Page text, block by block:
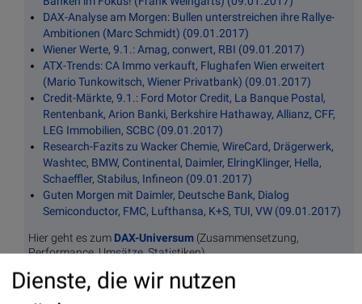
DAX-Analyse am Morgen: Bullen unterstreichen ihre Rallye-
Ambitionen (Marc Schmidt) (09.01.2017)
Wiener Werte, 9.1.: Amag, conwert, RBI (09.01.2017)
ATX-Trends: CA Immo verkauft, Flughafen Wien erweitert
(Mario Tunkowitsch, Wiener Privatbank) (09.01.2017)
Credit-Märkte, 9.1.: Ford Motor Credit, La Banque Postal,
Rentenbank, Arion Banki, Berkshire Hathaway, Allianz, CFF,
LEG Immobilien, SCBC (09.01.2017)
Research-Fazits zu Wacker Chemie, WireCard, Drägerwerk,
Washtec, BMW, Continental, Daimler, ElringKlinger, Hella,
Schaeffler, Stabilus, Infineon (09.01.2017)
Guten Morgen mit Daimler, Deutsche Bank, Dialog
Semiconductor, FMC, Lufthansa, K+S, TUI, VW (09.01.2017)
Hier geht es zum DAX-Universum (Zusammensetzung,
Performance, Umsätze, Statistiken).
Dienste, die wir nutzen